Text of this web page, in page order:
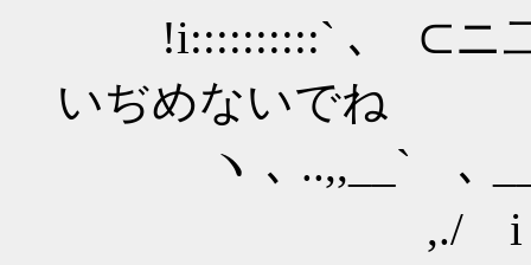
!i::::::::::` ､ ⊂ニ二
いぢめないでね
ヽ ､ ..,,__` ､
,./ i >／